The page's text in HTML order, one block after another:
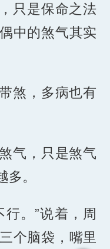
只是保命之法
中的煞气其实
煞，多病也有
气，只是煞气
。
。”说着，周
个脑袋，嘴里